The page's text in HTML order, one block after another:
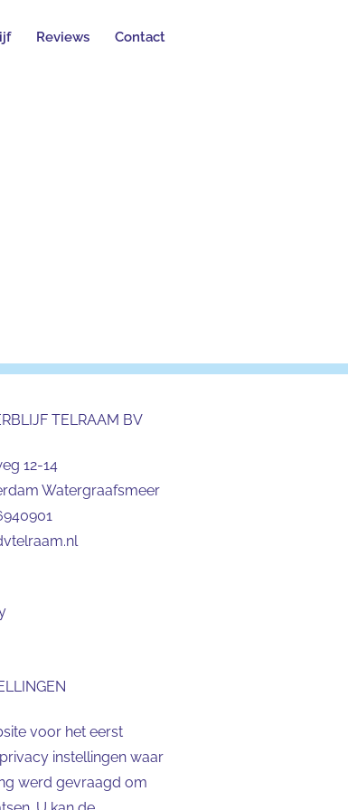
Reviews Contact
TELRAAM BV
12-14
Watergraafsmeer
voor het eerst
instellingen waar
werd gevraagd om